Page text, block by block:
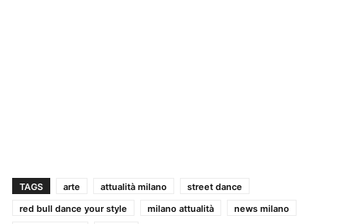
TAGS arte attualità milano
street dance
red bull dance your style
milano attualità
news milano